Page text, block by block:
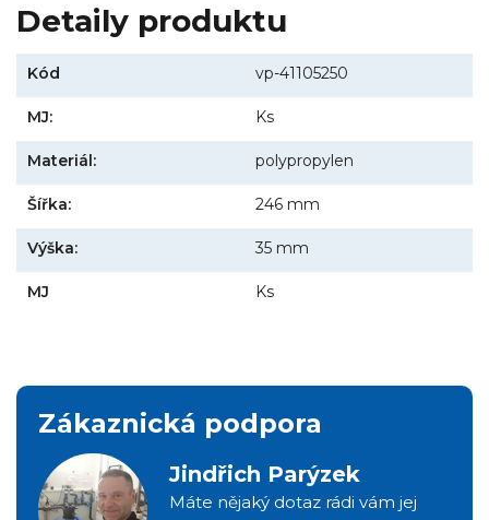
Detaily produktu
Kód vp-41105250
MJ: Ks
Materiál: polypropylen
Šířka: 246 mm
Výška: 35 mm
MJ Ks
Zákaznická podpora
Jindřich Parýzek
Máte nějaký dotaz rádi vám jej